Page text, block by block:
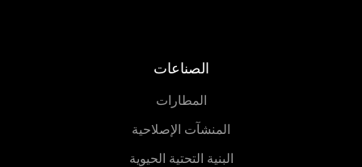
الصناعات
المطارات
المنشآت الإصلاحية
البنية التحتية الحيوية